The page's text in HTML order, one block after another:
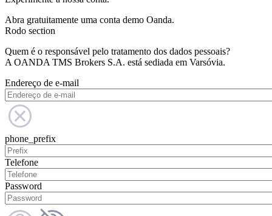
Abra gratuitamente uma conta demo Oanda.
Rodo section
Quem é o responsável pelo tratamento dos dados pessoais?
A OANDA TMS Brokers S.A. está sediada em Varsóvia.
Endereço de e-mail
phone_prefix
Telefone
Password